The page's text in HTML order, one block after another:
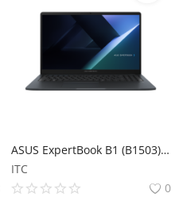
ASUS ExpertBook B1 (B1503) ASUS
ITC
0